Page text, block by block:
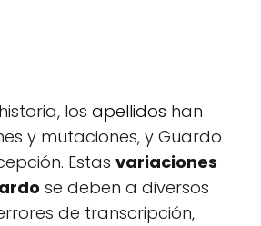
los apellidos han
y mutaciones, y Guardo
Estas variaciones
se deben a diversos
de transcripción,